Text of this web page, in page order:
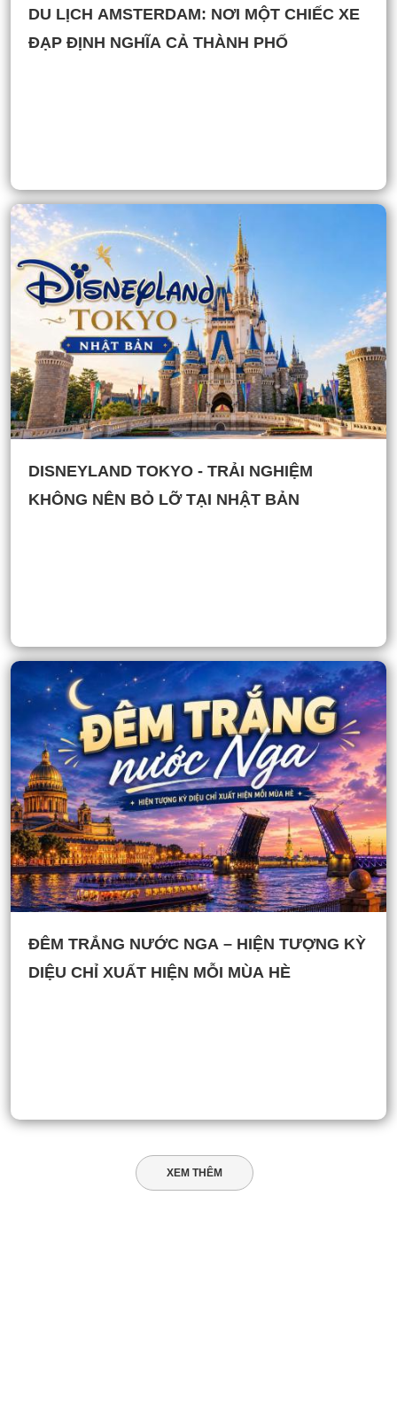
DU LỊCH AMSTERDAM: NƠI MỘT CHIẾC XE
ĐẠP ĐỊNH NGHĨA CẢ THÀNH PHỐ
DISNEYLAND TOKYO - TRẢI NGHIỆM
KHÔNG NÊN BỎ LỠ TẠI NHẬT BẢN
ĐÊM TRẮNG NƯỚC NGA – HIỆN TƯỢNG KỲ
DIỆU CHỈ XUẤT HIỆN MỖI MÙA HÈ
XEM THÊM